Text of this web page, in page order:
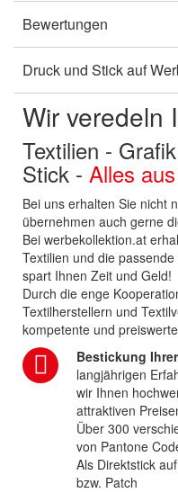
Bewertungen
Druck und Stick auf
Wir veredeln
Textilien -
Stick - Alles
Bei uns erhalten Sie nicht
übernehmen auch gerne
Bei werbekollektion.at
Textilien und die
spart Ihnen Zeit und Geld!
Durch die enge
Textilherstellern und
kompetente und
Bestickung
langjährigen
wir Ihnen
attraktiven
Über 300
von Pantone
Als Direktstick
bzw. Patch